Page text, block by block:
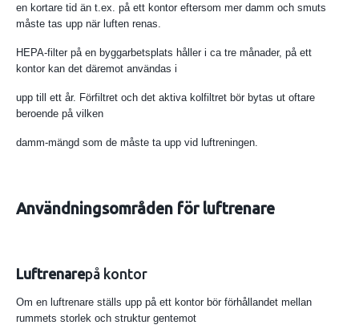
en kortare tid än t.ex. på ett kontor eftersom mer damm och smuts
måste tas upp när luften renas.
HEPA-filter på en byggarbetsplats håller i ca tre månader, på ett
kontor kan det däremot användas i
upp till ett år. Förfiltret och det aktiva kolfiltret bör bytas ut oftare
beroende på vilken
damm-mängd som de måste ta upp vid luftreningen.
Användningsområden för luftrenare
Luftrenarepå kontor
Om en luftrenare ställs upp på ett kontor bör förhållandet mellan
rummets storlek och struktur gentemot